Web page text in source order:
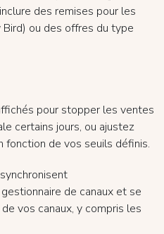
des remises pour les
ou des offres du type
pour stopper les ventes
certains jours, ou ajustez
de vos seuils définis.
de canaux et se
vos canaux, y compris les